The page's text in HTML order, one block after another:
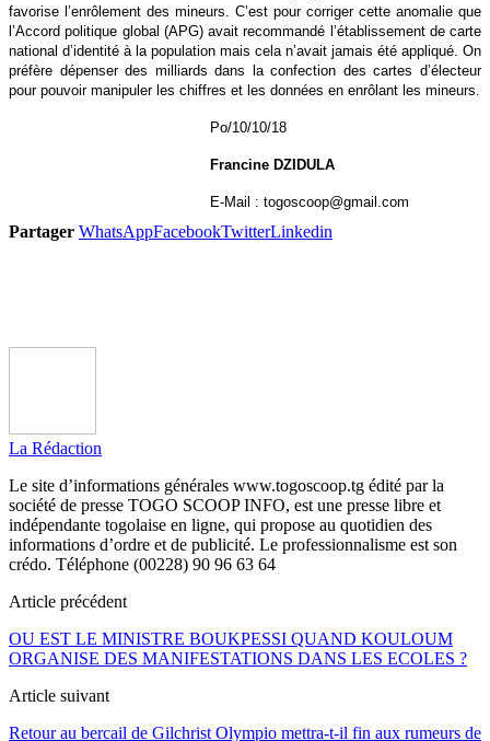
favorise l’enrôlement des mineurs. C’est pour corriger cette anomalie que
l’Accord politique global (APG) avait recommandé l’établissement de carte
national d’identité à la population mais cela n’avait jamais été appliqué. On
préfère dépenser des milliards dans la confection des cartes d’électeur
pour pouvoir manipuler les chiffres et les données en enrôlant les mineurs.
Po/10/10/18
Francine DZIDULA
E-Mail : togoscoop@gmail.com
Partager WhatsAppFacebookTwitterLinkedin
La Rédaction
Le site d’informations générales www.togoscoop.tg édité par la
société de presse TOGO SCOOP INFO, est une presse libre et
indépendante togolaise en ligne, qui propose au quotidien des
informations d’ordre et de publicité. Le professionnalisme est son
crédo. Téléphone (00228) 90 96 63 64
Article précédent
OU EST LE MINISTRE BOUKPESSI QUAND KOULOUM
ORGANISE DES MANIFESTATIONS DANS LES ECOLES ?
Article suivant
Retour au bercail de Gilchrist Olympio mettra-t-il fin aux rumeurs de